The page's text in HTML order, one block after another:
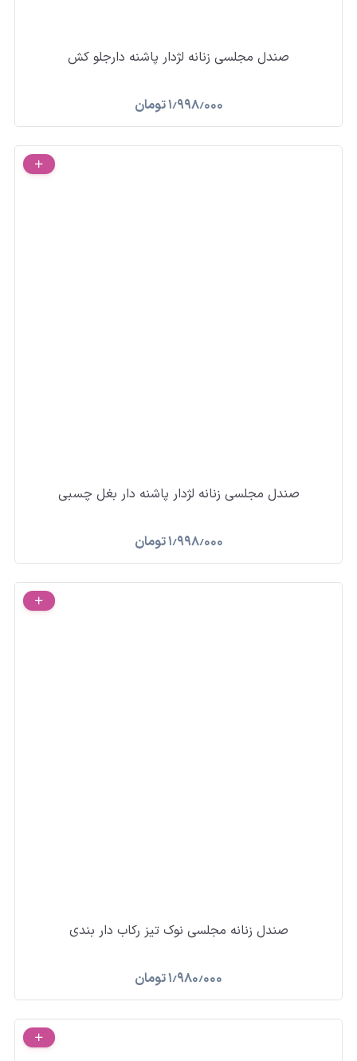
صندل مجلسی زنانه لژدار پاشنه دارجلو کش
۱٫۹۹۸٫۰۰۰تومان
صندل مجلسی زنانه لژدار پاشنه دار بغل چسبی
۱٫۹۹۸٫۰۰۰تومان
صندل زنانه مجلسی نوک تیز رکاب دار بندی
۱٫۹۸۰٫۰۰۰تومان